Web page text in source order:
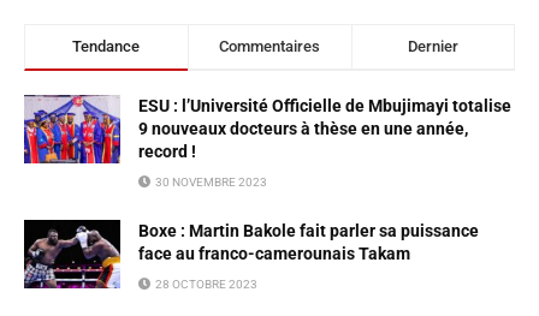
Tendance Commentaires Dernier
ESU : l’Université Officielle de Mbujimayi totalise
9 nouveaux docteurs à thèse en une année,
record !
30 NOVEMBRE 2023
Boxe : Martin Bakole fait parler sa puissance
face au franco-camerounais Takam
28 OCTOBRE 2023